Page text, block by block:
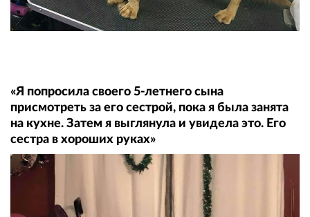
«Я попросила своего 5-летнего сына
присмотреть за его сестрой, пока я была занята
на кухне. Затем я выглянула и увидела это. Его
сестра в хороших руках»